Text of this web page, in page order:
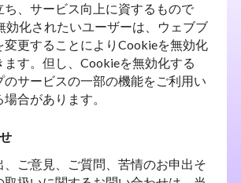
ち、サービス向上に資するもので
効化されたいユーザーは、ウェブブ
変更することによりCookieを無効化
ます。但し、Cookieを無効化する
のサービスの一部の機能をご利用い
合があります。
、ご意見、ご質問、苦情のお申出そ